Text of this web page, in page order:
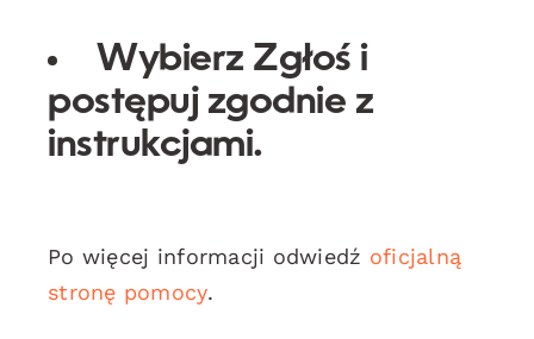
Wybierz Zgłoś i
postępuj zgodnie z
instrukcjami.
Po więcej informacji odwiedź oficjalną
stronę pomocy.